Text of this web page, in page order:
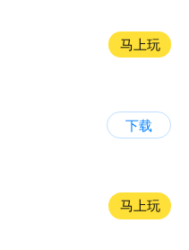
马上玩
下载
马上玩